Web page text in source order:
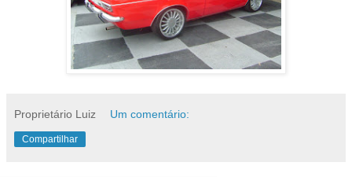
Proprietário Luiz Um comentário:
Compartilhar